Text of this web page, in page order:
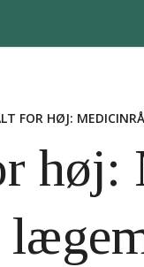
FOR HØJ:
høj: